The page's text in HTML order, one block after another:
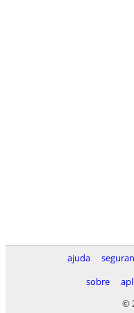
ajuda
sobre
©